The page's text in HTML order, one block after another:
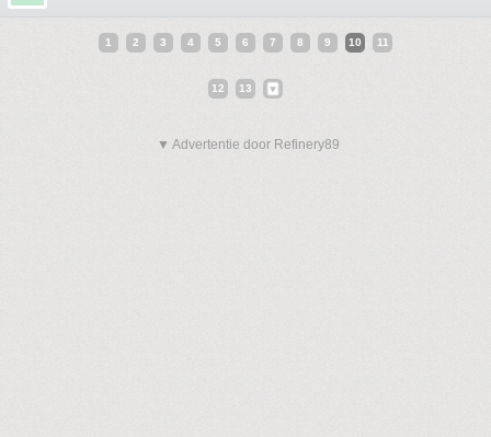
1 2 3 4 5 6 7 8 9 10 11
12 13
▼ Advertentie door Refinery89